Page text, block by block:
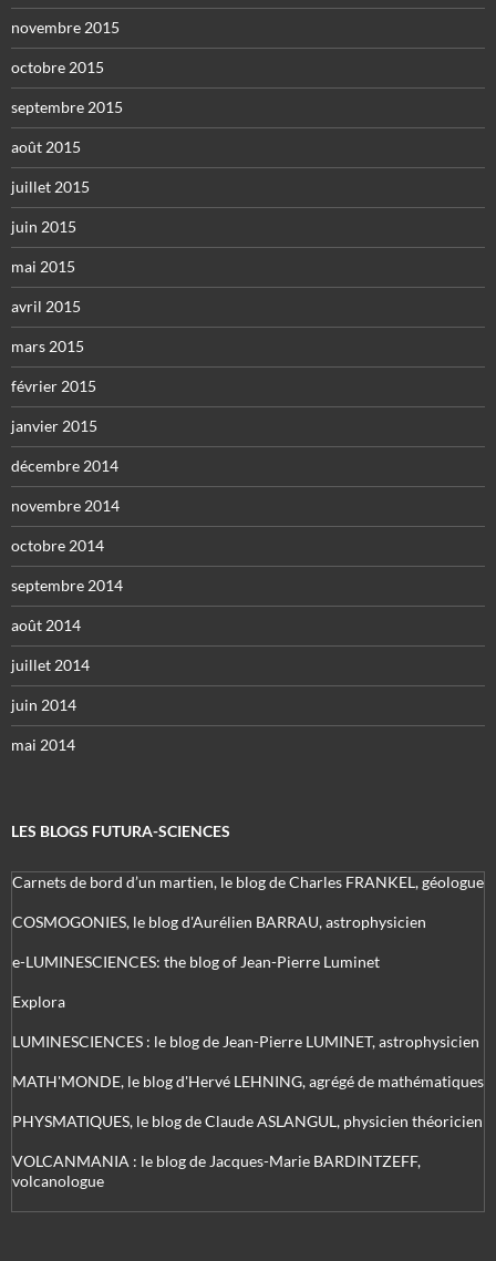
novembre 2015
octobre 2015
septembre 2015
août 2015
juillet 2015
juin 2015
mai 2015
avril 2015
mars 2015
février 2015
janvier 2015
décembre 2014
novembre 2014
octobre 2014
septembre 2014
août 2014
juillet 2014
juin 2014
mai 2014
LES BLOGS FUTURA-SCIENCES
Carnets de bord d’un martien, le blog de Charles FRANKEL, géologue
COSMOGONIES, le blog d'Aurélien BARRAU, astrophysicien
e-LUMINESCIENCES: the blog of Jean-Pierre Luminet
Explora
LUMINESCIENCES : le blog de Jean-Pierre LUMINET, astrophysicien
MATH'MONDE, le blog d'Hervé LEHNING, agrégé de mathématiques
PHYSMATIQUES, le blog de Claude ASLANGUL, physicien théoricien
VOLCANMANIA : le blog de Jacques-Marie BARDINTZEFF,
volcanologue